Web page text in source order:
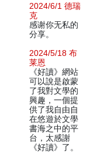
2024/6/1 德瑞
克
感谢你无私的
分享。
2024/5/18 布
莱恩
《好讀》網站
可以說是啟蒙
了我對文學的
興趣，一個提
供了我自由自
在悠遊於文學
書海之中的平
台，太感謝
《好讀》了。